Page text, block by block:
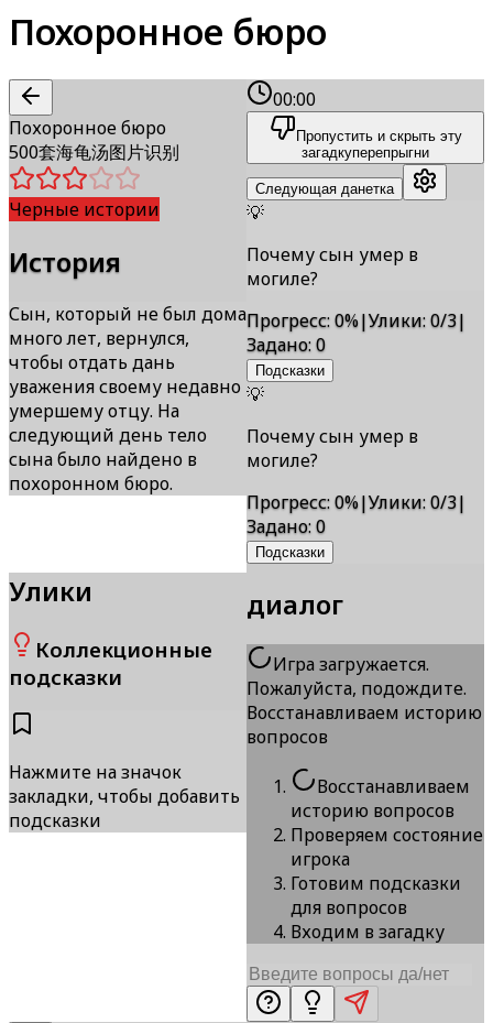
Похоронное бюро
Похоронное бюро
500套海龟汤图片识别
Черные истории
История
Сын, который не был дома
много лет, вернулся,
чтобы отдать дань
уважения своему недавно
умершему отцу. На
следующий день тело
сына было найдено в
похоронном бюро.
Улики
Коллекционные
подсказки
Нажмите на значок
закладки, чтобы добавить
подсказки
00:00
Пропустить и скрыть эту
загадкуперепрыгни
Следующая данетка
💡
Почему сын умер в
могиле?
Прогресс:0%|Улики:0/3|
Задано:0
Подсказки
💡
Почему сын умер в
могиле?
Прогресс:0%|Улики:0/3|
Задано:0
Подсказки
диалог
Игра загружается.
Пожалуйста, подождите.
Восстанавливаем историю
вопросов
Восстанавливаем
историю вопросов
Проверяем состояние
игрока
Готовим подсказки
для вопросов
Входим в загадку